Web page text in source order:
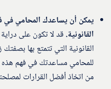
يمكن أن يساعدك المحامي
القانونية.قد لا تكون على
القانونية التي تتمتع بها
للمحامي مساعدتك في فهم
من اتخاذ أفضل القرارات